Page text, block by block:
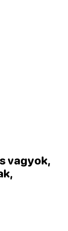
vagyok,